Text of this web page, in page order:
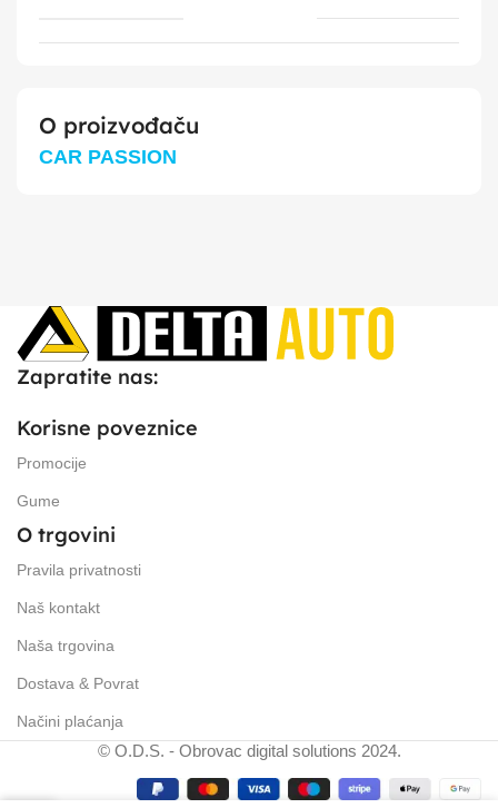
O proizvođaču
CAR PASSION
Zapratite nas:
Korisne poveznice
Promocije
Gume
O trgovini
Pravila privatnosti
Naš kontakt
Naša trgovina
Dostava & Povrat
Načini plaćanja
© O.D.S. - Obrovac digital solutions 2024.